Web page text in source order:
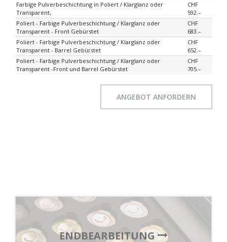
Farbige Pulverbeschichtung in Poliert / Klarglanz oder
Transparent,
CHF
592.–
Poliert - Farbige Pulverbeschichtung / Klarglanz oder
Transparent - Front Gebürstet
CHF
683.–
Poliert - Farbige Pulverbeschichtung / Klarglanz oder
Transparent - Barrel Gebürstet
CHF
652.–
Poliert - Farbige Pulverbeschichtung / Klarglanz oder
Transparent -Front und Barrel Gebürstet
CHF
705.–
ANGEBOT ANFORDERN
ENDBEARBEITUNG